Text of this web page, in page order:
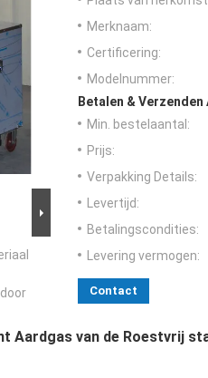
Merknaam:
Certificering:
Modelnummer:
Betalen &
Min. bestelaantal:
Prijs:
Verpakking Details:
Levertijd:
Betalingscondities:
Levering vermogen:
Contact
Aardgas van de Roestvrij